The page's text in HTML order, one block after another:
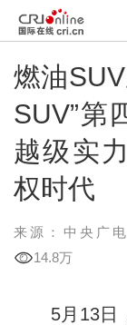
燃油
SUV”第
越级实
权时代
来源：中央广
14.8万
5月13日，